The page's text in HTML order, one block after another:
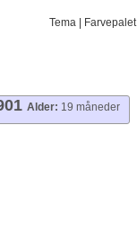
Tema Farvepalet
Alder: 19 måneder